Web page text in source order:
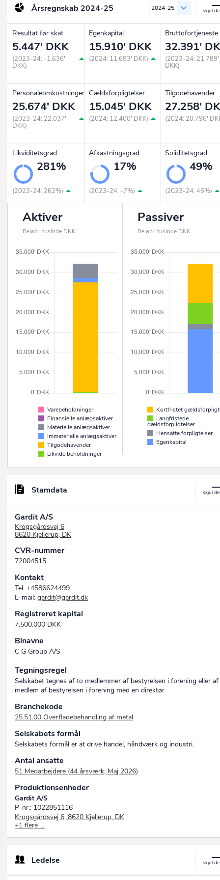
Årsregnskab 2024-25 2024-25
Resultat før skat
5.447' DKK
(2023-24: -1.636'
DKK)
Egenkapital
15.910' DKK
(2024: 11.683' DKK)
Bruttofortjeneste
32.391'
(2023-24: 21.789'
DKK)
Personaleomkostninger
25.674' DKK
(2023-24: 22.037'
DKK)
Gældsforpligtelser
15.045' DKK
(2024: 12.400' DKK)
Tilgodehavender
27.258'
(2024: 20.796'
Likviditetsgrad
281%
(2023-24: 262%)
Afkastningsgrad
17%
(2023-24: -7%)
Soliditetsgrad
49%
(2023-24: 46%)
Aktiver
Beløb i tusinde DKK
Varebeholdninger
Finansielle anlægsaktiver
Materielle anlægsaktiver
Immaterielle anlægsaktiver
Tilgodehavender
Likvide beholdninger
Passiver
Beløb i tusinde DKK
Kortfristet
Langfristede
gældsforpligtelser
Hensatte forpligtelser
Egenkapital
Stamdata
Gardit A/S
Krogsgårdsvej 6
8620 Kjellerup, DK
CVR-nummer
72004515
Kontakt
Tel: +4586624499
E-mail: gardit@gardit.dk
Registreret kapital
7.500.000 DKK
Binavne
C G Group A/S
Tegningsregel
Selskabet tegnes af to medlemmer af bestyrelsen i forening eller
medlem af bestyrelsen i forening med en direktør
Branchekode
25.51.00 Overfladebehandling af metal
Selskabets formål
Selskabets formål er at drive handel, håndværk og industri.
Antal ansatte
51 Medarbejdere (44 årsværk, Maj 2026)
Produktionsenheder
Gardit A/S
P-nr.: 1022851116
Krogsgårdsvej 6, 8620 Kjellerup, DK
C G Group A/S
P-nr.: 1021332387
+1 flere…
Ledelse